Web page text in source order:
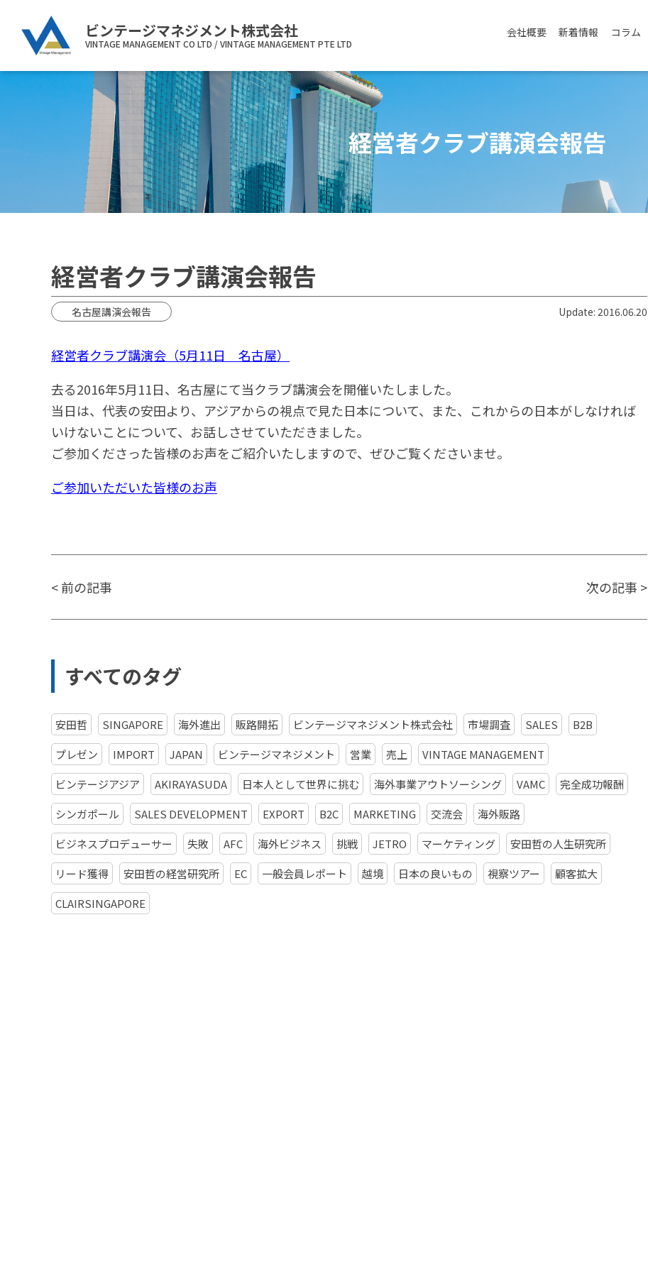
ビンテージマネジメント株式会社
VINTAGE MANAGEMENT CO LTD / VINTAGE MANAGEMENT PTE LTD
会社概要 新着情報 コラム
経営者クラブ講演会報告
経営者クラブ講演会報告
名古屋講演会報告 Update: 2016.06.20
経営者クラブ講演会（5月11日 名古屋）
去る2016年5月11日、名古屋にて当クラブ講演会を開催いたしました。
当日は、代表の安田より、アジアからの視点で見た日本について、また、これからの日本がしなければ
いけないことについて、お話しさせていただきました。
ご参加くださった皆様のお声をご紹介いたしますので、ぜひご覧くださいませ。
ご参加いただいた皆様のお声
<前の記事 次の記事 >
すべてのタグ
安田哲 SINGAPORE 海外進出 販路開拓 ビンテージマネジメント株式会社 市場調査 SALES
B2B
プレゼン
IMPORT JAPAN ビンテージマネジメント 営業 売上
VINTAGE MANAGEMENT
ビンテージアジア
AKIRAYASUDA 日本人として世界に挑む 海外事業アウトソーシング VAMC
完全成功報酬
シンガポール
SALES DEVELOPMENT EXPORT B2C MARKETING 交流会
海外販路
ビジネスプロデューサー
失敗 AFC 海外ビジネス 挑戦 JETRO マーケティング
安田哲の人生研究所
リード獲得
安田哲の経営研究所 EC 一般会員レポート 越境 日本の良いもの 視察ツアー
顧客拡大
CLAIRSINGAPORE